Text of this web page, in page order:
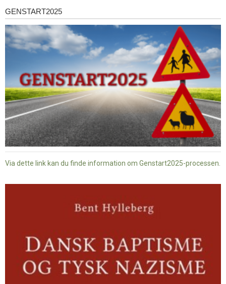
Genstart2025
GENSTART2025
Via dette link kan du finde information om Genstart2025-processen.